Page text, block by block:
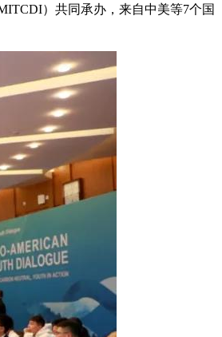
）共同承办，来自中美等7个国